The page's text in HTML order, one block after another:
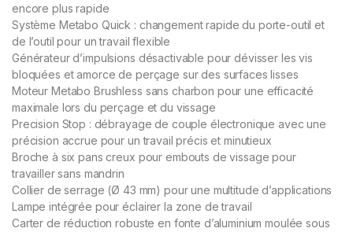
encore plus rapide
Système Metabo Quick : changement rapide du porte-outil et
de l’outil pour un travail flexible
Générateur d’impulsions désactivable pour dévisser les vis
bloquées et amorce de perçage sur des surfaces lisses
Moteur Metabo Brushless sans charbon pour une efficacité
maximale lors du perçage et du vissage
Precision Stop : débrayage de couple électronique avec une
précision accrue pour un travail précis et minutieux
Broche à six pans creux pour embouts de vissage pour
travailler sans mandrin
Collier de serrage (Ø 43 mm) pour une multitude d’applications
Lampe intégrée pour éclairer la zone de travail
Carter de réduction robuste en fonte d’aluminium moulée sous